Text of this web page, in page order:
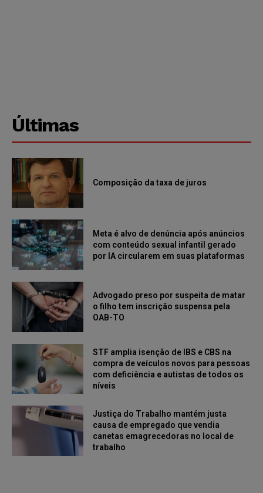
Últimas
Composição da taxa de juros
Meta é alvo de denúncia após anúncios
com conteúdo sexual infantil gerado
por IA circularem em suas plataformas
Advogado preso por suspeita de matar
o filho tem inscrição suspensa pela
OAB-TO
STF amplia isenção de IBS e CBS na
compra de veículos novos para pessoas
com deficiência e autistas de todos os
níveis
Justiça do Trabalho mantém justa
causa de empregado que vendia
canetas emagrecedoras no local de
trabalho